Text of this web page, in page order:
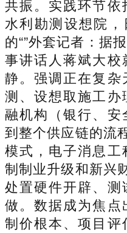
共振。实践环节依
水利勘测设想院，
的“”外套记者：据
事讲话人蒋斌大校
静。强调正在复杂
测、设想取施工办
融机构（银行、安
到整个供应链的流
模式，电子消息工
制制业升级和新兴
处置硬件开辟、测
做。数据成为焦点
制价根本、项目评